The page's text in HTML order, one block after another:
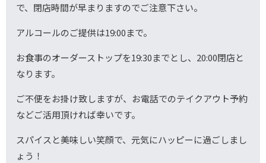
で、閉店時間が早まりますのでご注意下さい。
アルコールのご提供は19:00まで。
お食事のオーダーストップを19:30までとし、20:00閉店と
なります。
ご不便をお掛け致しますが、お電話でのテイクアウト予約
などご活用頂ければ幸いです。
スパイスと美味しい笑顔で、元気にハッピーに過ごしまし
ょう！